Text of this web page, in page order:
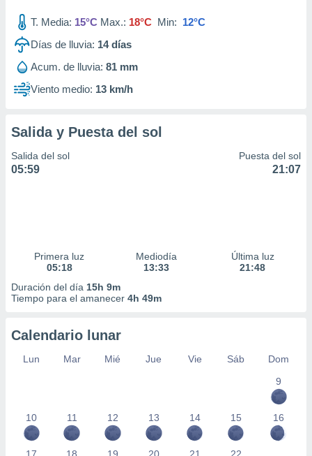
T. Media: 15°C Max.: 18°C Min: 12°C
Días de lluvia: 14días
Acum. de lluvia: 81 mm
Viento medio: 13 km/h
Salida y Puesta del sol
Salida del sol
05:59
Puesta del sol
21:07
Primera luz
05:18
Mediodía
13:33
Última luz
21:48
Duración del día 15h 9m
Tiempo para el amanecer 4h 49m
Calendario lunar
Lun Mar Mié Jue Vie Sáb
Dom
9
10 11 12 13 14 15 16